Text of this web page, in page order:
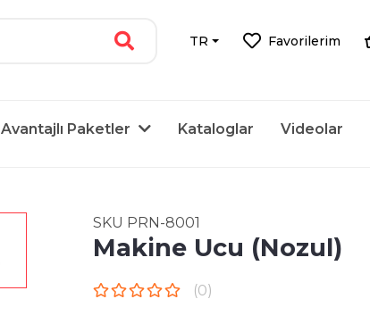
TR Favorilerim
Avantajlı Paketler Kataloglar Videolar
SKU PRN-8001
Makine Ucu (Nozul)
(0)